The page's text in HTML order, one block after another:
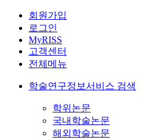
회원가입
로그인
MyRISS
고객센터
전체메뉴
학술연구정보서비스 검색
학위논문
국내학술논문
해외학술논문